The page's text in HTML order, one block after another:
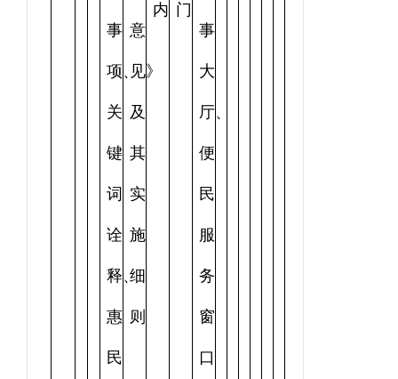
事
项、
关
键
词
诠
释、
惠
民
意
见》
及
其
实
施
细
则
内 门
事
大
厅、
便
民
服
务
窗
口